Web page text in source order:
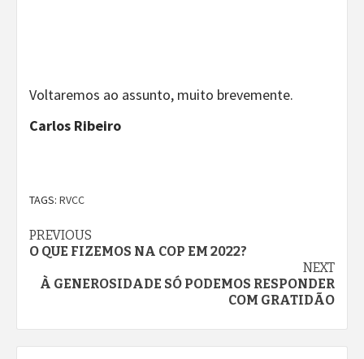
Voltaremos ao assunto, muito brevemente.
Carlos Ribeiro
TAGS: RVCC
Continue
Reading
PREVIOUS
O QUE FIZEMOS NA COP EM 2022?
NEXT
À GENEROSIDADE SÓ PODEMOS RESPONDER
COM GRATIDÃO